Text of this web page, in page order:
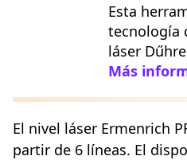
Esta
tecnología
láser
Más
El nivel láser Ermenrich
partir de 6 líneas. El